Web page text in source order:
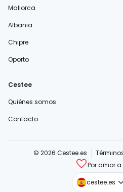
Mallorca
Albania
Chipre
Oporto
Cestee
Quiénes somos
Contacto
© 2026 Cestee.es
Por amor
cestee.es